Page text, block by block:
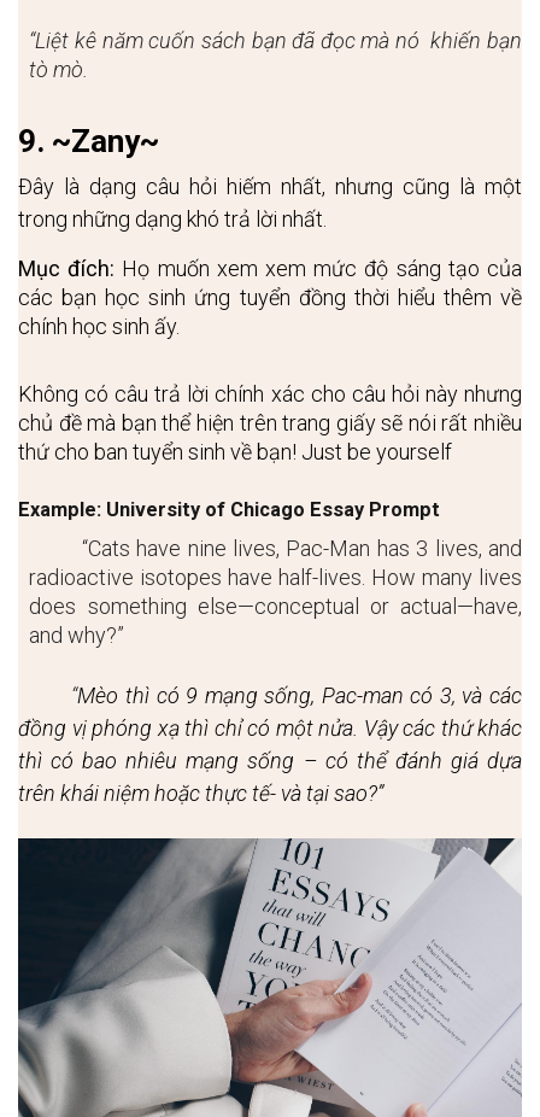
“Liệt kê năm cuốn sách bạn đã đọc mà nó  khiến bạn
tò mò.
9. ~Zany~
Đây là dạng câu hỏi hiếm nhất, nhưng cũng là một
trong những dạng khó trả lời nhất.
Mục đích: Họ muốn xem xem mức độ sáng tạo của
các bạn học sinh ứng tuyển đồng thời hiểu thêm về
chính học sinh ấy.
Không có câu trả lời chính xác cho câu hỏi này nhưng
chủ đề mà bạn thể hiện trên trang giấy sẽ nói rất nhiều
thứ cho ban tuyển sinh về bạn! Just be yourself
Example: University of Chicago Essay Prompt
“Cats have nine lives, Pac-Man has 3 lives, and
radioactive isotopes have half-lives. How many lives
does something else—conceptual or actual—have,
and why?”
“Mèo thì có 9 mạng sống, Pac-man có 3, và các
đồng vị phóng xạ thì chỉ có một nửa. Vậy các thứ khác
thì có bao nhiêu mạng sống – có thể đánh giá dựa
trên khái niệm hoặc thực tế- và tại sao?”